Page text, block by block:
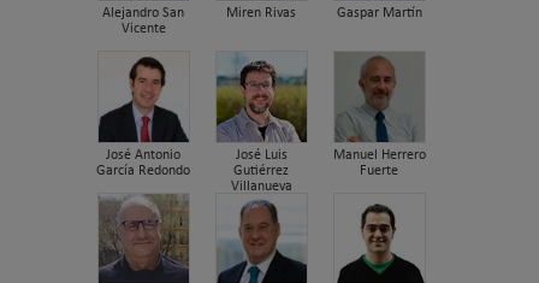
Alejandro San
Vicente
Miren Rivas Gaspar Martín
José Antonio
García Redondo
José Luis
Gutiérrez
Villanueva
Manuel Herrero
Fuerte